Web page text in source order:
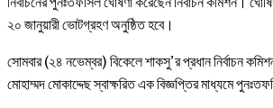
২০ জানুয়ারী ভোটগ্রহণ অনুষ্ঠিত হবে।
সোমবার (২৪ নভেম্বর) বিকেলে শাকসু’র প্রধান নির্বাচন
মোহাম্মদ মোকাদ্দেছ স্বাক্ষরিত এক বিজ্ঞপ্তির মাধ্যমে